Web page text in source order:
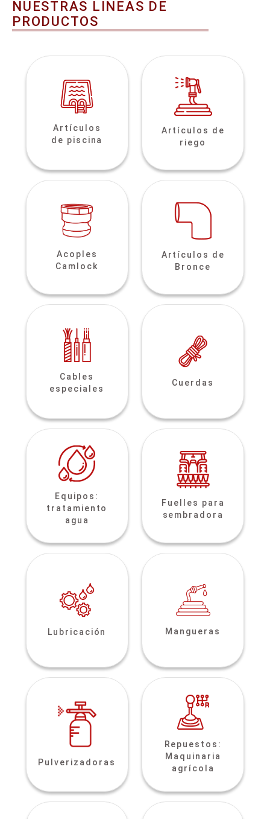
NUESTRAS LINEAS DE
PRODUCTOS
Artículos
de piscina
Artículos de
riego
Acoples
Camlock
Artículos de
Bronce
Cables
especiales
Cuerdas
Equipos:
tratamiento
agua
Fuelles para
sembradora
Lubricación Mangueras
Pulverizadoras
Repuestos:
Maquinaria
agrícola